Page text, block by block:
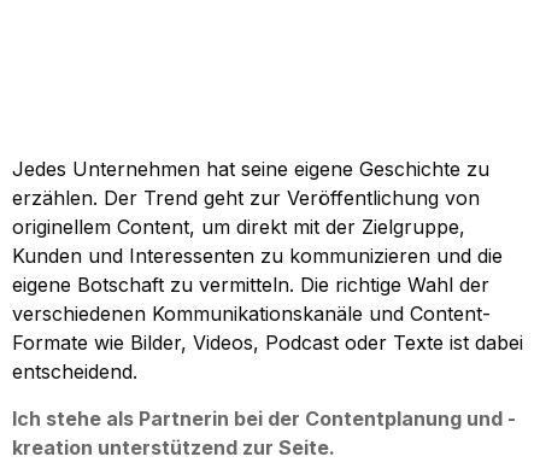
Jedes Unternehmen hat seine eigene Geschichte zu
erzählen. Der Trend geht zur Veröffentlichung von
originellem Content, um direkt mit der Zielgruppe,
Kunden und Interessenten zu kommunizieren und die
eigene Botschaft zu vermitteln. Die richtige Wahl der
verschiedenen Kommunikationskanäle und Content-
Formate wie Bilder, Videos, Podcast oder Texte ist dabei
entscheidend.
Ich stehe als Partnerin bei der Contentplanung und -
kreation unterstützend zur Seite.